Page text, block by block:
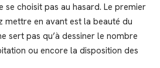
se choisit pas au hasard. Le premier
mettre en avant est la beauté du
sert pas qu’à dessiner le nombre
ou encore la disposition des